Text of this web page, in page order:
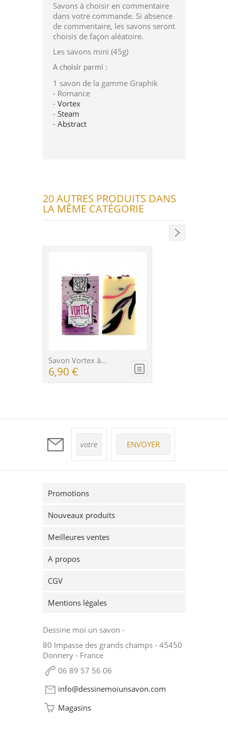
Savons à choisir en commentaire
dans votre commande. Si absence
de commentaire, les savons seront
choisis de façon aléatoire.
Les savons mini (45g)
A choisir parmi :
1 savon de la gamme Graphik
- Romance
- Vortex
- Steam
- Abstract
20 AUTRES PRODUITS DANS
LA MÊME CATÉGORIE
Savon Vortex à...
6,90 €
Promotions
Nouveaux produits
Meilleures ventes
A propos
CGV
Mentions légales
Dessine moi un savon -
80 Impasse des grands champs - 45450
Donnery - France
06 89 57 56 06
info@dessinemoiunsavon.com
Magasins